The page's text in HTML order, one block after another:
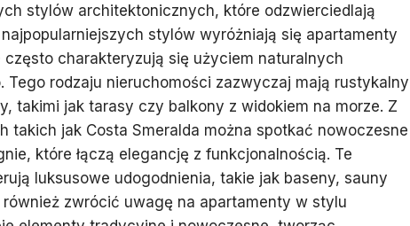
stylów architektonicznych, które odzwierciedlają
stylów wyróżniają się apartamenty
charakteryzują się użyciem naturalnych
Tego rodzaju nieruchomości zazwyczaj mają rustykalny
takimi jak tarasy czy balkony z widokiem na morze. Z
takich jak Costa Smeralda można spotkać nowoczesne
które łączą elegancję z funkcjonalnością. Te
luksusowe udogodnienia, takie jak baseny, sauny
zwrócić uwagę na apartamenty w stylu